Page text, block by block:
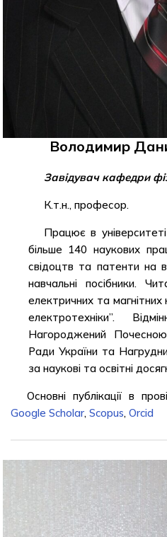
Володимир
Завідувач кафедри
К.т.н., професор.
Працює в
більше 140 наукових
свідоцтв та патенти на
навчальні посібники.
електричних та магнітних
електротехніки”.
Нагороджений
Ради України та
за наукові та освітні
Основні публікації в
Google Scholar, Scopus, Orcid